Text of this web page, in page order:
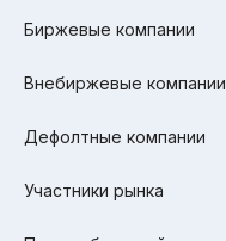
Биржевые компании
Внебиржевые компании
Дефолтные компании
Участники рынка